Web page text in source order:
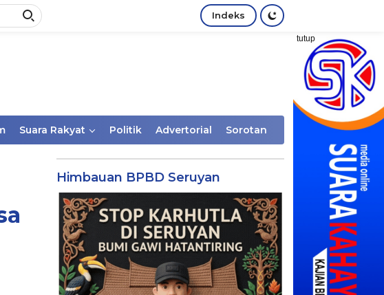
Indeks
tutup
Suara Rakyat Politik Advertorial Sorotan
Himbauan BPBD Seruyan